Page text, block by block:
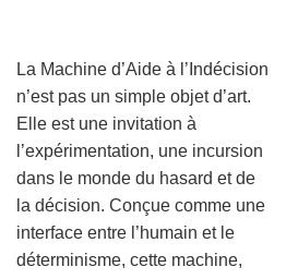
La Machine d’Aide à l’Indécision
n’est pas un simple objet d’art.
Elle est une invitation à
l’expérimentation, une incursion
dans le monde du hasard et de
la décision. Conçue comme une
interface entre l’humain et le
déterminisme, cette machine,